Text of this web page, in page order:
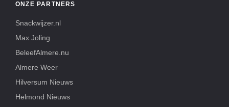
ONZE PARTNERS
Snackwijzer.nl
Max Joling
BeleefAlmere.nu
Almere Weer
Hilversum Nieuws
Helmond Nieuws